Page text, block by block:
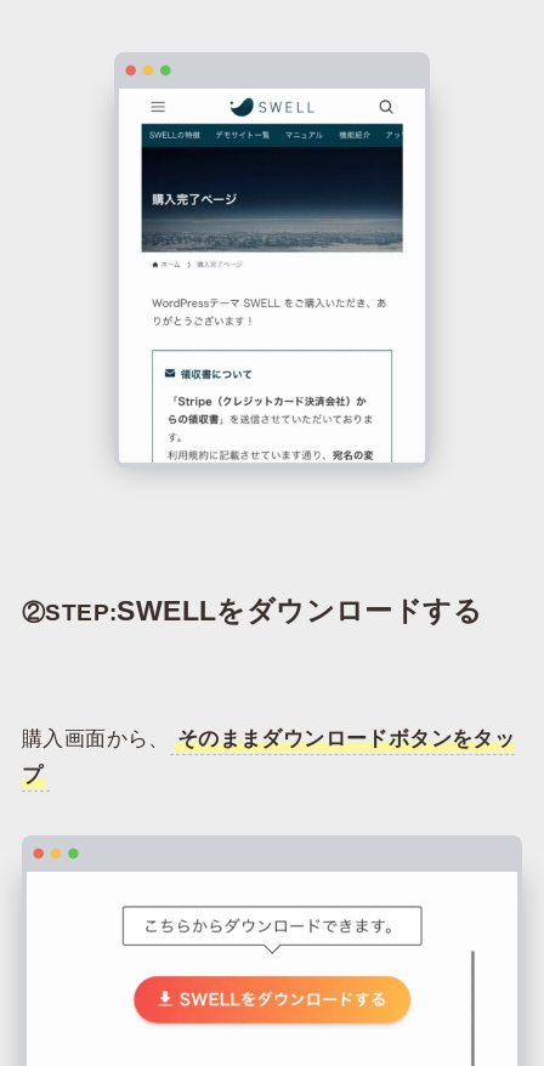
②STEP:SWELLをダウンロードする
購入画面から、
そのままダウンロードボタンをタッ
プ